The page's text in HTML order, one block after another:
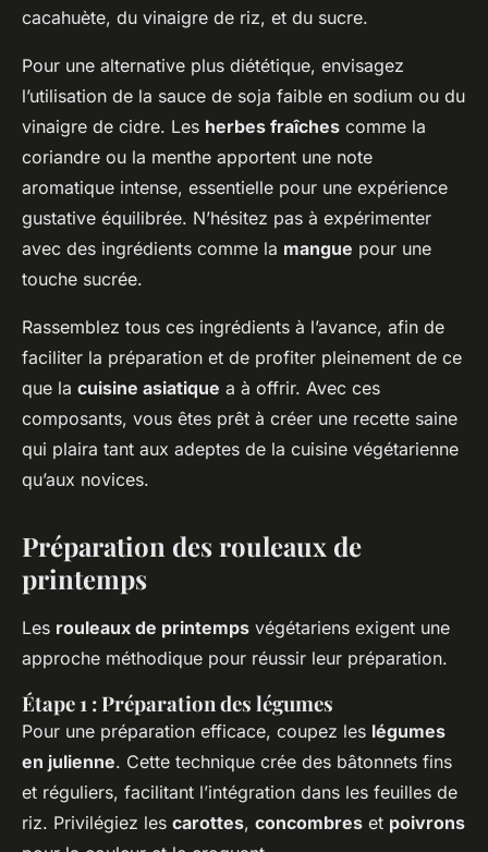
cacahuète, du vinaigre de riz, et du sucre.
Pour une alternative plus diététique, envisagez
l’utilisation de la sauce de soja faible en sodium ou du
vinaigre de cidre. Les herbes fraîches comme la
coriandre ou la menthe apportent une note
aromatique intense, essentielle pour une expérience
gustative équilibrée. N’hésitez pas à expérimenter
avec des ingrédients comme la mangue pour une
touche sucrée.
Rassemblez tous ces ingrédients à l’avance, afin de
faciliter la préparation et de profiter pleinement de ce
que la cuisine asiatique a à offrir. Avec ces
composants, vous êtes prêt à créer une recette saine
qui plaira tant aux adeptes de la cuisine végétarienne
qu’aux novices.
Préparation des rouleaux de
printemps
Les rouleaux de printemps végétariens exigent une
approche méthodique pour réussir leur préparation.
Étape 1 : Préparation des légumes
Pour une préparation efficace, coupez les légumes
en julienne. Cette technique crée des bâtonnets fins
et réguliers, facilitant l’intégration dans les feuilles de
riz. Privilégiez les carottes, concombres et poivrons